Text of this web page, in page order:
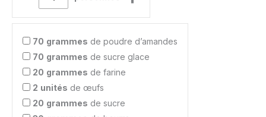
70 grammes de poudre d’amandes
70 grammes de sucre glace
20 grammes de farine
2 unités de œufs
20 grammes de sucre